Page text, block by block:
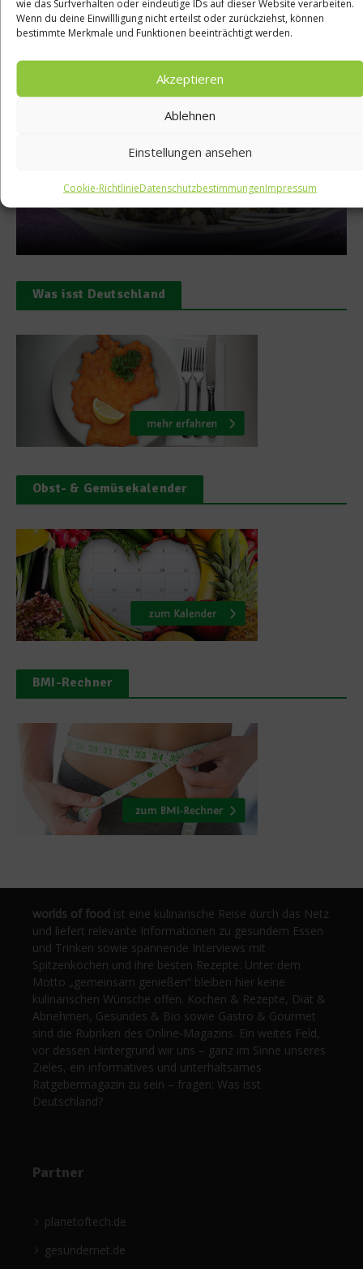
wie das Surfverhalten oder eindeutige IDs auf dieser Website verarbeiten.
Wenn du deine Einwillligung nicht erteilst oder zurückziehst, können
bestimmte Merkmale und Funktionen beeinträchtigt werden.
Akzeptieren
Ablehnen
Einstellungen ansehen
Cookie-RichtlinieDatenschutzbestimmungenImpressum
Empfohlen
Rezept:
dem Ofen mit
15. Oktober 2014
Was isst Deutschland
Obst- & Gemüsekalender
BMI-Rechner
worlds of food ist eine kulinarische Reise durch das Netz
und liefert relevante Informationen zu gesundem Essen
und Trinken sowie spannende Interviews mit
Spitzenköchen und ihre besten Rezepte. Unter dem
Motto „gemeinsam genießen“ bleiben hier keine
kulinarischen Wünsche offen. Kochen & Rezepte, Diät &
Abnehmen, Gesundes & Bio sowie Gastro & Gourmet
sind die Rubriken des Online-Magazins. Ein weites Feld,
vor dessen Hintergrund wir uns – ganz im Sinne unseres
Zieles, ein informatives und unterhaltsames
Ratgebermagazin zu sein – fragen: Was isst
Deutschland?
Partner
planetoftech.de
gesündernet.de